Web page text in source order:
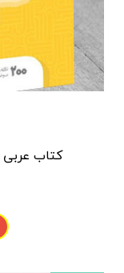
کتاب عربی